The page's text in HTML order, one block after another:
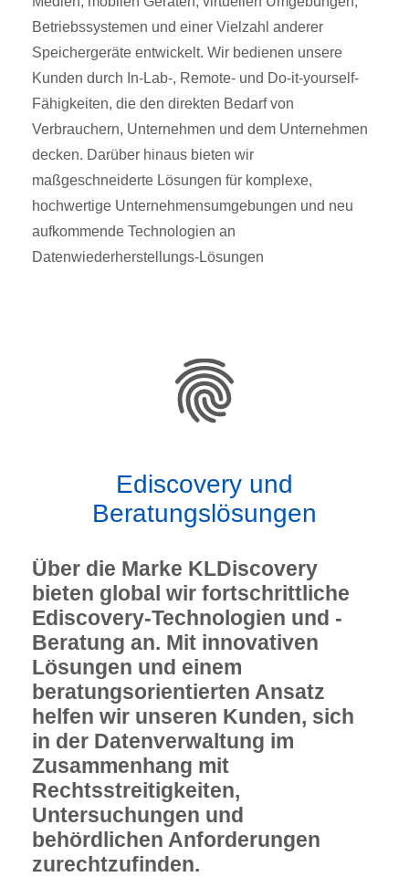
Betriebssystemen und einer Vielzahl anderer
Speichergeräte entwickelt. Wir bedienen unsere
Kunden durch In-Lab-, Remote- und Do-it-yourself-
Fähigkeiten, die den direkten Bedarf von
Verbrauchern, Unternehmen und dem Unternehmen
decken. Darüber hinaus bieten wir
maßgeschneiderte Lösungen für komplexe,
hochwertige Unternehmensumgebungen und neu
aufkommende Technologien an
Datenwiederherstellungs-Lösungen
Ediscovery und
Beratungslösungen
Über die Marke KLDiscovery
bieten global wir fortschrittliche
Ediscovery-Technologien und -
Beratung an. Mit innovativen
Lösungen und einem
beratungsorientierten Ansatz
helfen wir unseren Kunden, sich
in der Datenverwaltung im
Zusammenhang mit
Rechtsstreitigkeiten,
Untersuchungen und
behördlichen Anforderungen
zurechtzufinden.